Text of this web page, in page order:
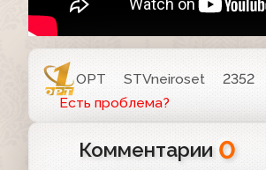
ОРТ STVneiroset 2352
Есть проблема?
Комментарии 0